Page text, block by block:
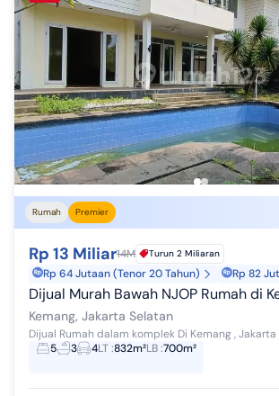
Rumah Premier
Rp 13 Miliar14M Turun 2 Miliaran
Rp 64 Jutaan (Tenor 20 Tahun) Rp 82
Dijual Murah Bawah NJOP Rumah di Kemang Dalam
Kemang, Jakarta Selatan
5
3 4LT:832m²LB:700m²